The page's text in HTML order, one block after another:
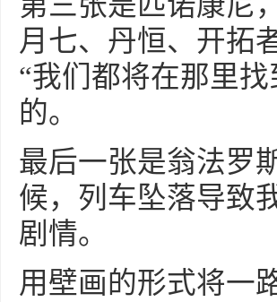
月七、丹恒、开拓
“我们都将在那里
的。
最后一张是翁法罗
候，列车坠落导致
剧情。
用壁画的形式将一